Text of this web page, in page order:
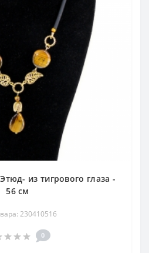
из тигрового глаза -
56 см
230410516
0